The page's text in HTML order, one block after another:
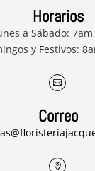
Horarios
a Sábado:
y Festivos:

Correo
